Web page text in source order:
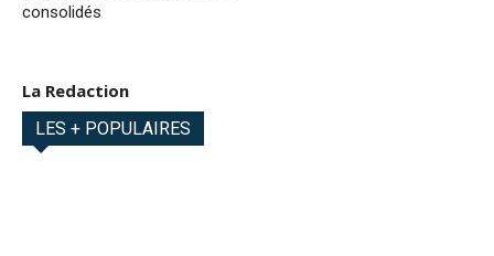
consolidés
La Redaction
LES + POPULAIRES